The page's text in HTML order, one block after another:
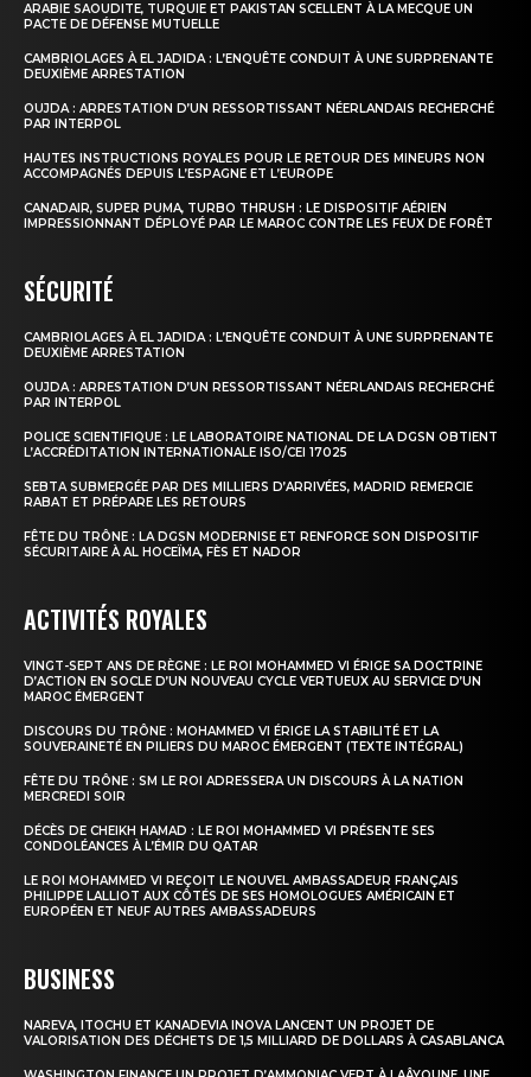
ARABIE SAOUDITE, TURQUIE ET PAKISTAN SCELLENT À LA MECQUE UN
PACTE DE DÉFENSE MUTUELLE
CAMBRIOLAGES À EL JADIDA : L’ENQUÊTE CONDUIT À UNE SURPRENANTE
DEUXIÈME ARRESTATION
OUJDA : ARRESTATION D’UN RESSORTISSANT NÉERLANDAIS RECHERCHÉ
PAR INTERPOL
HAUTES INSTRUCTIONS ROYALES POUR LE RETOUR DES MINEURS NON
ACCOMPAGNÉS DEPUIS L’ESPAGNE ET L’EUROPE
CANADAIR, SUPER PUMA, TURBO THRUSH : LE DISPOSITIF AÉRIEN
IMPRESSIONNANT DÉPLOYÉ PAR LE MAROC CONTRE LES FEUX DE FORÊT
SÉCURITÉ
CAMBRIOLAGES À EL JADIDA : L’ENQUÊTE CONDUIT À UNE SURPRENANTE
DEUXIÈME ARRESTATION
OUJDA : ARRESTATION D’UN RESSORTISSANT NÉERLANDAIS RECHERCHÉ
PAR INTERPOL
POLICE SCIENTIFIQUE : LE LABORATOIRE NATIONAL DE LA DGSN OBTIENT
L’ACCRÉDITATION INTERNATIONALE ISO/CEI 17025
SEBTA SUBMERGÉE PAR DES MILLIERS D’ARRIVÉES, MADRID REMERCIE
RABAT ET PRÉPARE LES RETOURS
FÊTE DU TRÔNE : LA DGSN MODERNISE ET RENFORCE SON DISPOSITIF
SÉCURITAIRE À AL HOCEÏMA, FÈS ET NADOR
ACTIVITÉS ROYALES
VINGT-SEPT ANS DE RÈGNE : LE ROI MOHAMMED VI ÉRIGE SA DOCTRINE
D’ACTION EN SOCLE D’UN NOUVEAU CYCLE VERTUEUX AU SERVICE D’UN
MAROC ÉMERGENT
DISCOURS DU TRÔNE : MOHAMMED VI ÉRIGE LA STABILITÉ ET LA
SOUVERAINETÉ EN PILIERS DU MAROC ÉMERGENT (TEXTE INTÉGRAL)
FÊTE DU TRÔNE : SM LE ROI ADRESSERA UN DISCOURS À LA NATION
MERCREDI SOIR
DÉCÈS DE CHEIKH HAMAD : LE ROI MOHAMMED VI PRÉSENTE SES
CONDOLÉANCES À L’ÉMIR DU QATAR
LE ROI MOHAMMED VI REÇOIT LE NOUVEL AMBASSADEUR FRANÇAIS
PHILIPPE LALLIOT AUX CÔTÉS DE SES HOMOLOGUES AMÉRICAIN ET
EUROPÉEN ET NEUF AUTRES AMBASSADEURS
BUSINESS
NAREVA, ITOCHU ET KANADEVIA INOVA LANCENT UN PROJET DE
VALORISATION DES DÉCHETS DE 1,5 MILLIARD DE DOLLARS À CASABLANCA